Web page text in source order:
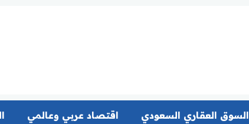
السوق العقاري السعودي اقتصاد عربي وعالمي